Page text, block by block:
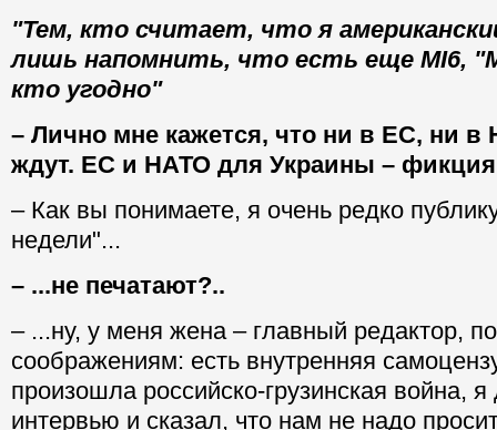
"Тем, кто считает, что я
лишь напомнить, что есть еще MI6,
кто угодно"
– Лично мне кажется, что ни в ЕС, ни в
ждут. ЕС и НАТО для Украины –
– Как вы понимаете, я очень редко
недели"...
– ...не печатают?..
– ...ну, у меня жена – главный редактор,
соображениям: есть внутренняя
произошла российско-грузинская война,
интервью и сказал, что нам не надо